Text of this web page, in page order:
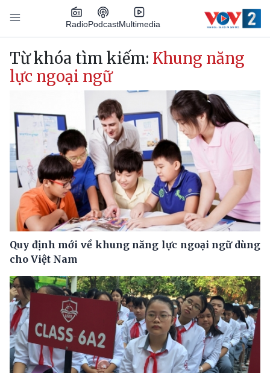
Nhảy đến nội dung
RadioPodcastMultimedia
Main navigation
Từ khóa tìm kiếm: Khung năng
lực ngoại ngữ
Quy định mới về khung năng lực ngoại ngữ dùng
cho Việt Nam